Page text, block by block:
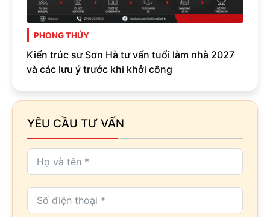
PHONG THỦY
Kiến trúc sư Sơn Hà tư vấn tuổi làm nhà 2027
và các lưu ý trước khi khởi công
YÊU CẦU TƯ VẤN